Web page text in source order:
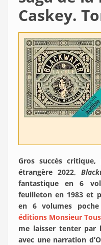
Caskey.
Gros succès
étrangère 2022,
fantastique en 6
feuilleton en 1983 et
en 6 volumes
éditions Monsieur
me laisser tenter par
avec une narration